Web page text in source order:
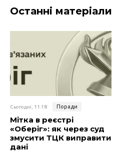
Останні матеріали
Сьогодні, 11:18 Поради
Мітка в реєстрі
«Оберіг»: як через суд
змусити ТЦК виправити
дані